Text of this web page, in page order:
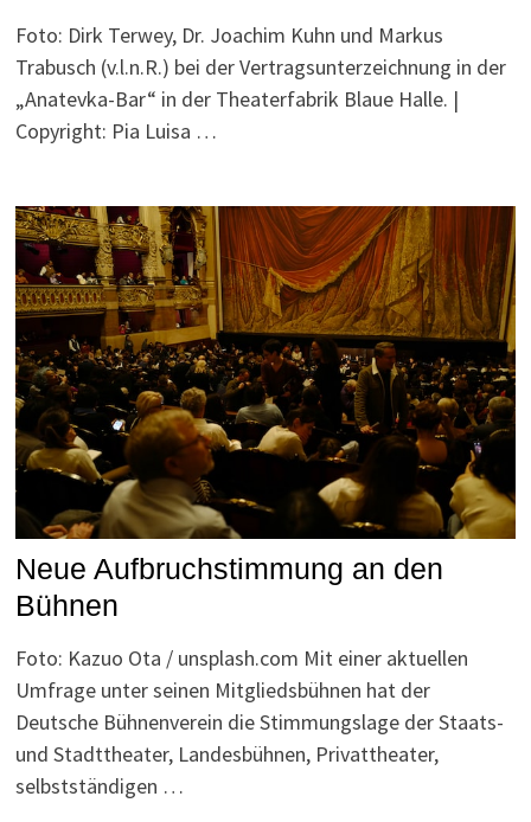
Foto: Dirk Terwey, Dr. Joachim Kuhn und Markus
Trabusch (v.l.n.R.) bei der Vertragsunterzeichnung in der
„Anatevka-Bar“ in der Theaterfabrik Blaue Halle. |
Copyright: Pia Luisa …
Neue Aufbruchstimmung an den
Bühnen
Foto: Kazuo Ota / unsplash.com Mit einer aktuellen
Umfrage unter seinen Mitgliedsbühnen hat der
Deutsche Bühnenverein die Stimmungslage der Staats-
und Stadttheater, Landesbühnen, Privattheater,
selbstständigen …